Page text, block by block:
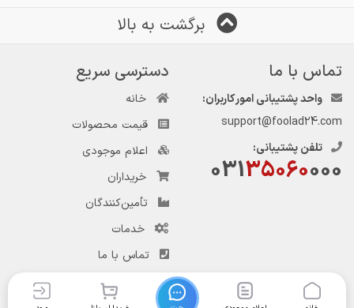
برگشت به بالا
تماس با ما
واحد پشتیبانی امور کاربران:
support@foolad24.com
تلفن پشتیبانی:
03135060000
دسترسی سریع
خانه
قیمت محصولات
اعلام موجودی
خریداران
تأمین‌کنندگان
خدمات
تماس با ما